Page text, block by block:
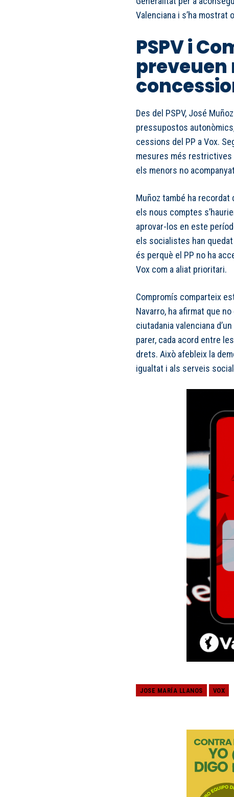
Valenciana i s’ha mostrat
PSPV i
preveuen
Des del PSPV, José
pressupostos
cessions del PP a Vox.
mesures més restrictives
els menors no
Muñoz també ha
els nous comptes
aprovar-los en este
els socialistes han
és perquè el PP no ha
Vox com a aliat prioritari.
Compromís comparteix
Navarro, ha afirmat que
ciutadania valenciana
parer, cada acord entre
drets. Això afebleix la
igualtat i als serveis
JOSE MARÍA LLANOS VOX